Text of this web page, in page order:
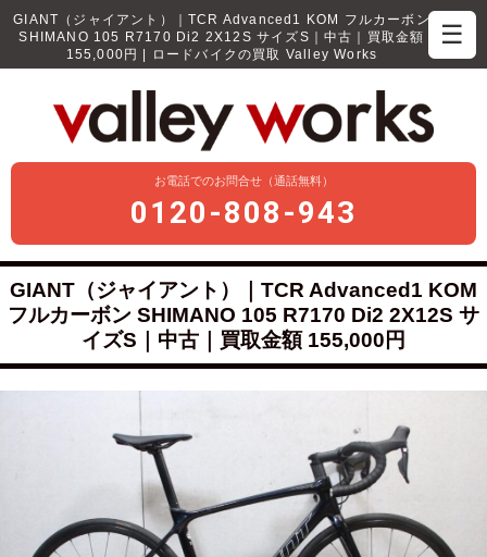
☰
GIANT（ジャイアント）｜TCR Advanced1 KOM フルカーボン
SHIMANO 105 R7170 Di2 2X12S サイズS｜中古｜買取金額
155,000円 | ロードバイクの買取 Valley Works
お電話でのお問合せ（通話無料）
0120-808-943
GIANT（ジャイアント）｜TCR Advanced1 KOM
フルカーボン SHIMANO 105 R7170 Di2 2X12S サ
イズS｜中古｜買取金額 155,000円